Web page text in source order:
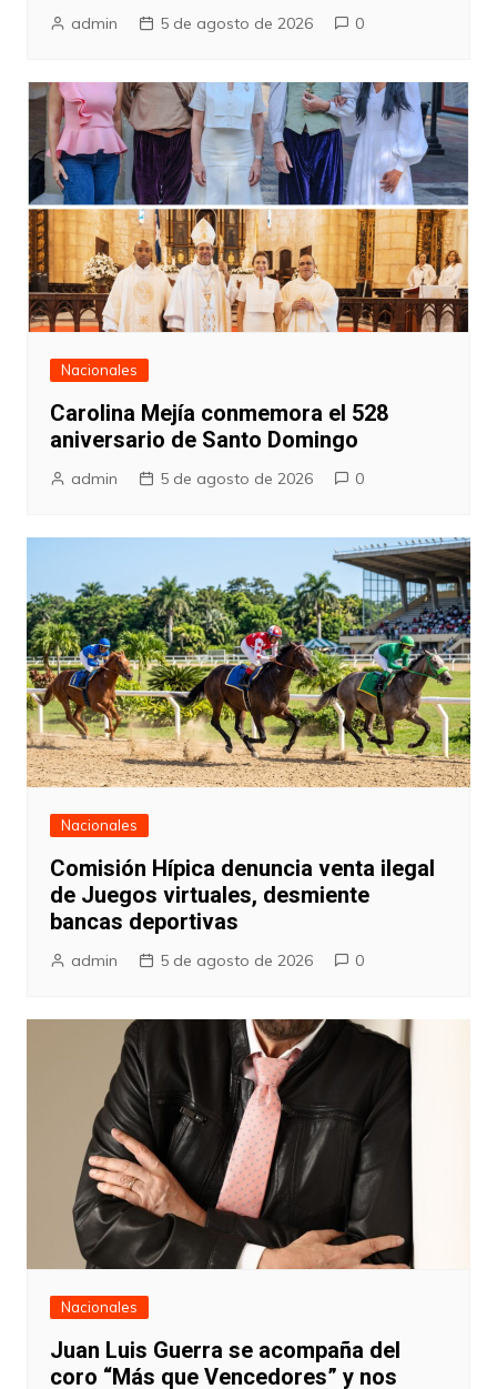
admin 5 de agosto de 2026 0
Nacionales
Carolina Mejía conmemora el 528
aniversario de Santo Domingo
admin 5 de agosto de 2026 0
Nacionales
Comisión Hípica denuncia venta ilegal
de Juegos virtuales, desmiente
bancas deportivas
admin 5 de agosto de 2026 0
Nacionales
Juan Luis Guerra se acompaña del
coro “Más que Vencedores” y nos